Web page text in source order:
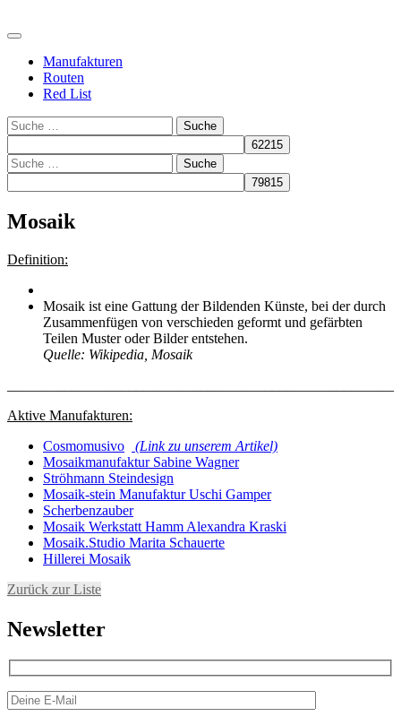
Manufakturen
Routen
Red List
Suche
Suche
Mosaik
Definition:
Mosaik ist eine Gattung der Bildenden Künste, bei der durch
Zusammenfügen von verschieden geformt und gefärbten
Teilen Muster oder Bilder entstehen.
Quelle: Wikipedia, Mosaik
Aktive Manufakturen:
Cosmomusivo
(Link zu unserem Artikel)
Mosaikmanufaktur Sabine Wagner
Ströhmann Steindesign
Mosaik-stein Manufaktur Uschi Gamper
Scherbenzauber
Mosaik Werkstatt Hamm Alexandra Kraski
Mosaik.Studio Marita Schauerte
Hillerei Mosaik
Zurück zur Liste
Newsletter